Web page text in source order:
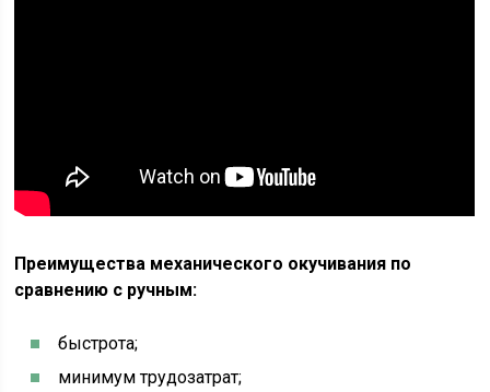
Преимущества механического окучивания по
сравнению с ручным:
быстрота;
минимум трудозатрат;